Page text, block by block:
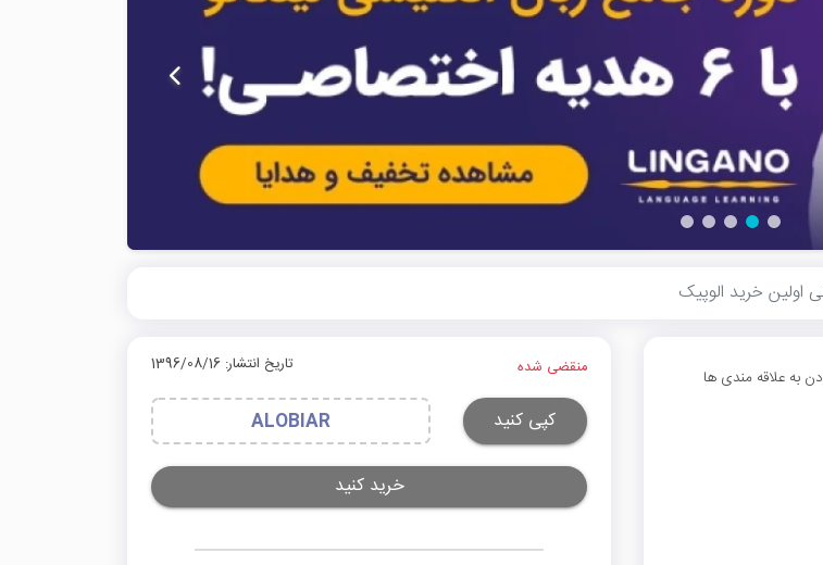
به علاقه مندی ها منقضی شده تاریخ انتشار: 1396/08/16
کپی کنید ALOBIAR
خرید کنید